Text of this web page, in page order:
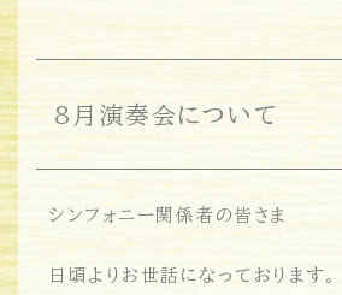
8月演奏会について
シンフォニー関係者の皆さま
日頃よりお世話になっております。